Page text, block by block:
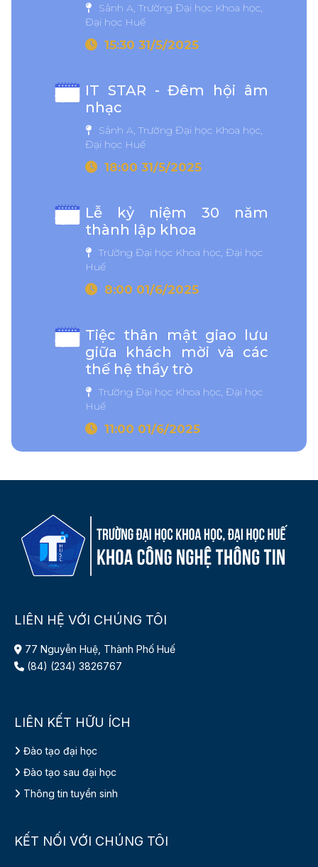
Sảnh A, Trường Đại học Khoa học,
Đại học Huế
15:30 31/5/2025
IT STAR - Đêm hội âm
nhạc
Sảnh A, Trường Đại học Khoa học,
Đại học Huế
18:00 31/5/2025
Lễ kỷ niệm 30 năm
thành lập khoa
Trường Đại học Khoa học, Đại học
Huế
8:00 01/6/2025
Tiệc thân mật giao lưu
giữa khách mời và các
thế hệ thầy trò
Trường Đại học Khoa học, Đại học
Huế
11:00 01/6/2025
LIÊN HỆ VỚI CHÚNG TÔI
77 Nguyễn Huệ, Thành Phố Huế
(84) (234) 3826767
LIÊN KẾT HỮU ÍCH
Đào tạo đại học
Đào tạo sau đại học
Thông tin tuyển sinh
KẾT NỐI VỚI CHÚNG TÔI